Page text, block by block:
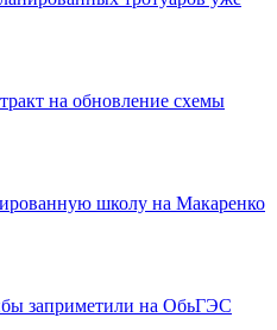
на обновление схемы
школу на Макаренко
заприметили на ОбьГЭС